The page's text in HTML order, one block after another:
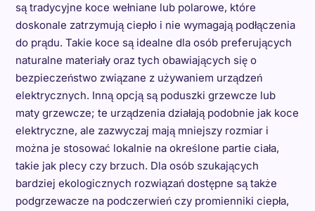
są tradycyjne koce wełniane lub polarowe, które
doskonale zatrzymują ciepło i nie wymagają podłączenia
do prądu. Takie koce są idealne dla osób preferujących
naturalne materiały oraz tych obawiających się o
bezpieczeństwo związane z używaniem urządzeń
elektrycznych. Inną opcją są poduszki grzewcze lub
maty grzewcze; te urządzenia działają podobnie jak koce
elektryczne, ale zazwyczaj mają mniejszy rozmiar i
można je stosować lokalnie na określone partie ciała,
takie jak plecy czy brzuch. Dla osób szukających
bardziej ekologicznych rozwiązań dostępne są także
podgrzewacze na podczerwień czy promienniki ciepła,